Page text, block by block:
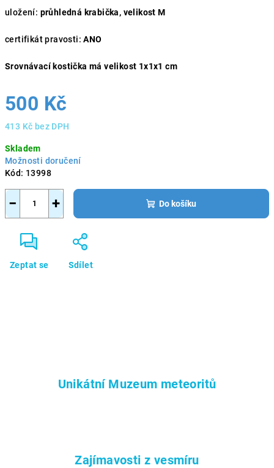
uložení: průhledná krabička, velikost M
certifikát pravosti: ANO
Srovnávací kostička má velikost 1x1x1 cm
500 Kč
413 Kč bez DPH
cena:
Skladem
Možnosti doručení
Kód: 13998
+
− Do košíku
Zeptat se Sdílet
Unikátní Muzeum meteoritů
Zajímavosti z vesmíru